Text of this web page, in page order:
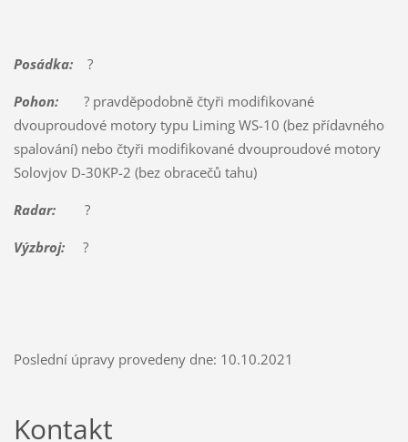
Posádka:?
Pohon:? pravděpodobně čtyři modifikované
dvouproudové motory typu Liming WS-10 (bez přídavného
spalování) nebo čtyři modifikované dvouproudové motory
Solovjov D-30KP-2 (bez obracečů tahu)
Radar:?
Výzbroj:?
Poslední úpravy provedeny dne: 10.10.2021
Kontakt